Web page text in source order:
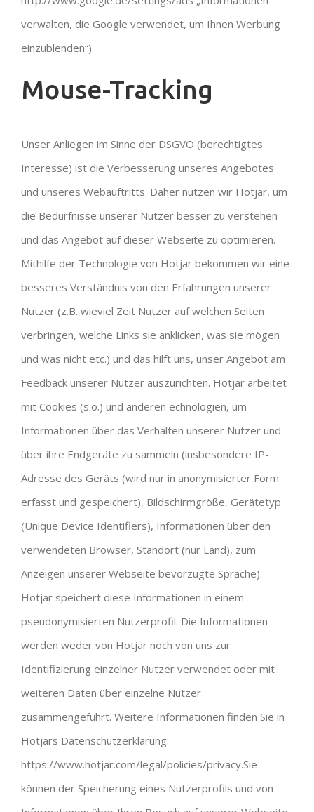
verwalten, die Google verwendet, um Ihnen Werbung
einzublenden“).
Mouse-Tracking
Unser Anliegen im Sinne der DSGVO (berechtigtes
Interesse) ist die Verbesserung unseres Angebotes
und unseres Webauftritts. Daher nutzen wir Hotjar, um
die Bedürfnisse unserer Nutzer besser zu verstehen
und das Angebot auf dieser Webseite zu optimieren.
Mithilfe der Technologie von Hotjar bekommen wir eine
besseres Verständnis von den Erfahrungen unserer
Nutzer (z.B. wieviel Zeit Nutzer auf welchen Seiten
verbringen, welche Links sie anklicken, was sie mögen
und was nicht etc.) und das hilft uns, unser Angebot am
Feedback unserer Nutzer auszurichten. Hotjar arbeitet
mit Cookies (s.o.) und anderen echnologien, um
Informationen über das Verhalten unserer Nutzer und
über ihre Endgeräte zu sammeln (insbesondere IP-
Adresse des Geräts (wird nur in anonymisierter Form
erfasst und gespeichert), Bildschirmgröße, Gerätetyp
(Unique Device Identifiers), Informationen über den
verwendeten Browser, Standort (nur Land), zum
Anzeigen unserer Webseite bevorzugte Sprache).
Hotjar speichert diese Informationen in einem
pseudonymisierten Nutzerprofil. Die Informationen
werden weder von Hotjar noch von uns zur
Identifizierung einzelner Nutzer verwendet oder mit
weiteren Daten über einzelne Nutzer
zusammengeführt. Weitere Informationen finden Sie in
Hotjars Datenschutzerklärung:
https://www.hotjar.com/legal/policies/privacy.Sie
können der Speicherung eines Nutzerprofils und von